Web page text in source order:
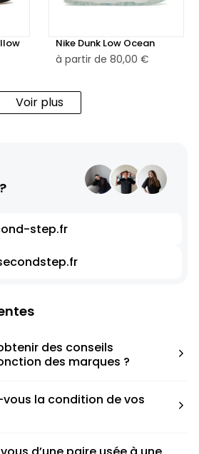
Nike Dunk Low Ocean
à partir de 80,00 €
Voir plus
step.fr
des conseils
des marques ?
appropriée, que ce soit une taille
ou correspondant à votre taille
la condition de vos